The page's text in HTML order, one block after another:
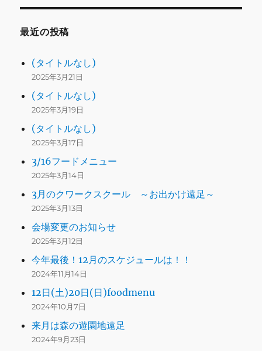
最近の投稿
(タイトルなし)
2025年3月21日
(タイトルなし)
2025年3月19日
(タイトルなし)
2025年3月17日
3/16フードメニュー
2025年3月14日
3月のクワークスクール ～お出かけ遠足～
2025年3月13日
会場変更のお知らせ
2025年3月12日
今年最後！12月のスケジュールは！！
2024年11月14日
12日(土)20日(日)foodmenu
2024年10月7日
来月は森の遊園地遠足
2024年9月23日